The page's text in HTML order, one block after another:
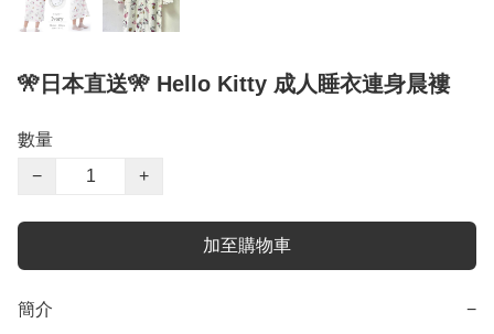
🎌日本直送🎌 Hello Kitty 成人睡衣連身晨褸
數量
−
+
加至購物車
簡介 −